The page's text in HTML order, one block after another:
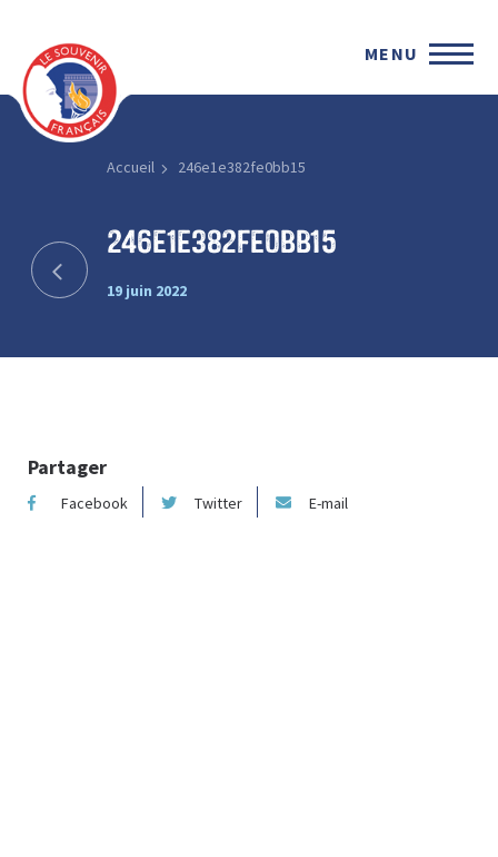
MENU
Accueil 246e1e382fe0bb15
246e1e382fe0bb15
19 juin 2022
Partager
Facebook Twitter E-mail